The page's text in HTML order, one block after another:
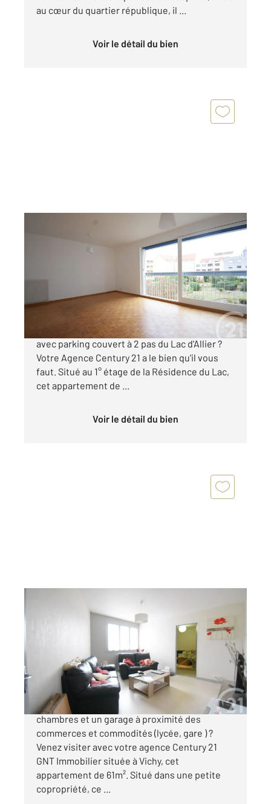
au cœur du quartier république, il ...
Voir le détail du bien
Appartement T3 à vendre
165 000 €
Vous recherchez un appartement prêt à vivre
avec parking couvert à 2 pas du Lac d'Allier ?
Votre Agence Century 21 a le bien qu'il vous
faut. Situé au 1° étage de la Résidence du Lac,
cet appartement de ...
Voir le détail du bien
, 3 pièces
Appartement F3 à vendre
85 000 €
Vous recherchez un appartement avec deux
chambres et un garage à proximité des
commerces et commodités (lycée, gare ) ?
Venez visiter avec votre agence Century 21
GNT Immobilier située à Vichy, cet
appartement de 61m². Situé dans une petite
copropriété, ce ...